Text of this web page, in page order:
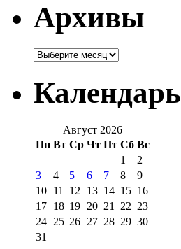
Архивы
Архивы
Календарь
Август 2026
Пн Вт Ср Чт Пт Сб Вс
1
2
3
4 5 6 7 8
9
10 11 12 13 14 15 16
17 18 19 20 21 22 23
24 25 26 27 28 29 30
31